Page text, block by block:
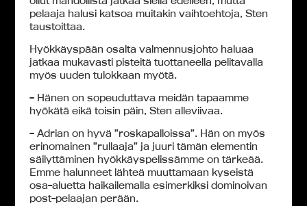
pelaaja halusi katsoa muitakin vaihtoehtoja, Sten
taustoittaa.
Hyökkäyspään osalta valmennusjohto haluaa
jatkaa mukavasti pisteitä tuottaneella pelitavalla
myös uuden tulokkaan myötä.
– Hänen on sopeuduttava meidän tapaamme
hyökätä eikä toisin päin, Sten alleviivaa.
– Adrian on hyvä ”roskapalloissa”. Hän on myös
erinomainen ”rullaaja” ja juuri tämän elementin
säilyttäminen hyökkäyspelissämme on tärkeää.
Emme halunneet lähteä muuttamaan kyseistä
osa-aluetta haikailemalla esimerkiksi dominoivan
post-pelaajan perään.